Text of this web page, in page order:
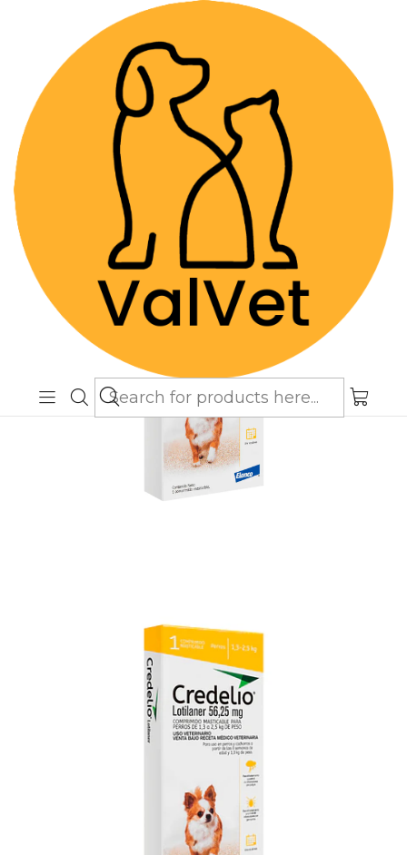
Despacho GRATIS por compras sobre
$89.990(Válido desde Coquimbo hasta Los
Lagos)
Home Farmacia Veterinaria
Antiparasitarios
Credelio 1,3 a 2,5 kg - Comprimidos